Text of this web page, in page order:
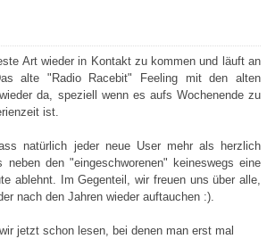
Art wieder in Kontakt zu kommen und läuft an
alte "Radio Racebit" Feeling mit den alten
da, speziell wenn es aufs Wochenende zu
ist.
natürlich jeder neue User mehr als herzlich
den "eingeschworenen" keineswegs eine
ablehnt. Im Gegenteil, wir freuen uns über alle,
nach den Jahren wieder auftauchen :).
jetzt schon lesen, bei denen man erst mal